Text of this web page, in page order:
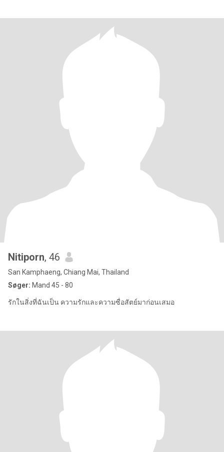
Nitiporn, 46
San Kamphaeng, Chiang Mai, Thailand
Søger: Mand 45 - 80
รักในสิ่งที่ฉันเป็น ความรักและความซื่อสัตย์มาก่อนเสมอ